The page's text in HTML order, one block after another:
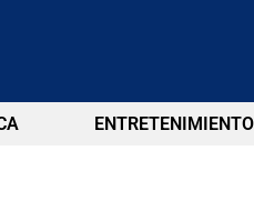
ENTRETENIMIENTO